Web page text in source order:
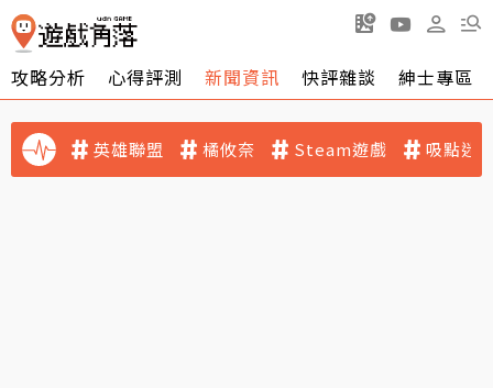
攻略分析 心得評測 新聞資訊 快評雜談 紳士專區
英雄聯盟 橘攸奈 Steam遊戲 吸點迷